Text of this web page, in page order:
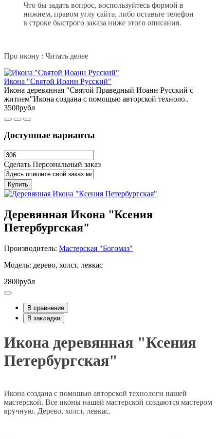
Что бы задать вопрос, воспользуйтесь формой в
нижнем, правом углу сайта, либо оставьте телефон
в строке быстрого заказа ниже этого описания.
Про икону : Читать делее
Икона "Святой Иоанн Русский"
Икона деревянная "Святой Праведный Иоанн Русский с
житием"Икона создана с помощью авторской техноло..
3500рубл
Доступные варианты
Сделать Персональный заказ
Купить
Деревянная Икона "Ксения
Петербургская"
Производитель: Мастерская "Богомаз"
Модель: дерево, холст, левкас
2800рубл
В сравнение
В закладки
Икона деревянная "Ксения
Петербургская"
Икона создана с помощью авторской технологи нашей
мастерской. Все иконы нашей мастерской создаются мастером
вручную. Дерево, холст, левкас.